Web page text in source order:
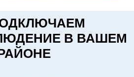
В ВАШЕМ